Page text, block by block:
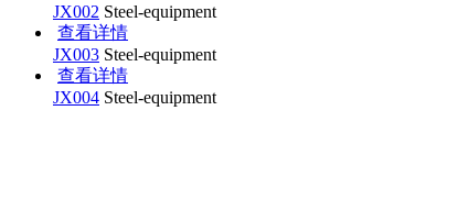
JX002 Steel-equipment
查看详情
JX003 Steel-equipment
查看详情
JX004 Steel-equipment